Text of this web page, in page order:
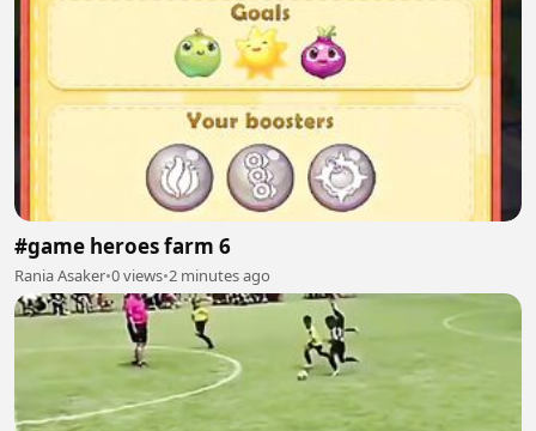
#game heroes farm 6
Rania Asaker•0 views•2 minutes ago